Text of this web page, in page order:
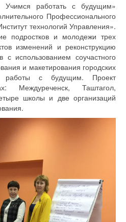
работать с будущим»
Профессионального
технологий Управления».
подростков и молодежи трех
изменений и реконструкцию
с использованием соучастного
и макетирования городских
работы с будущим. Проект
Междуреченск, Таштагол,
школы и две организаций